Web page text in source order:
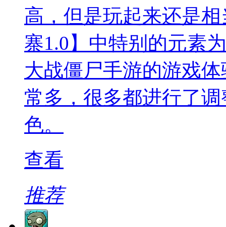
高，但是玩起来还是
寨1.0】中特别的元素
大战僵尸手游的游戏
常多，很多都进行了
色。
查看
推荐